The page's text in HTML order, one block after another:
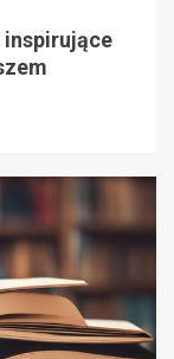
inspirujące